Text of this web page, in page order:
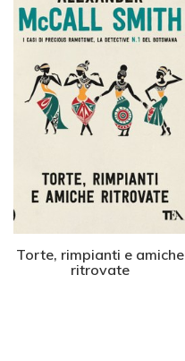
Torte, rimpianti e amiche
ritrovate